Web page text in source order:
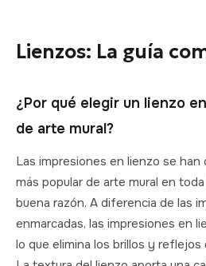
ponte en contacto con nosotros
de 14 días establecido por la UE,
voluntaria va más allá de este
Lienzos: La guía
¿Por qué elegir un lienzo
de arte mural?
Las impresiones en lienzo se
más popular de arte mural en
buena razón. A diferencia de las
enmarcadas, las impresiones en
lo que elimina los brillos y reflejos